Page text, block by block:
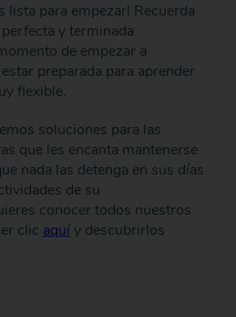
lista para empezar! Recuerda
y terminada
de empezar a
preparada para aprender
flexible.
soluciones para las
que les encanta mantenerse
nada las detenga en sus días
de su
conocer todos nuestros
clic aquíy descubrirlos